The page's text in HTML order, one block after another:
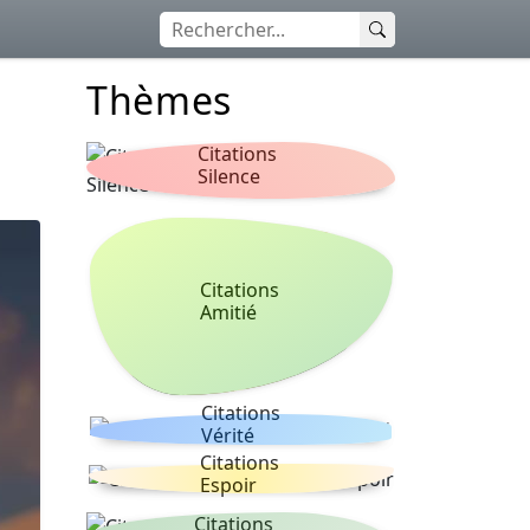
Thèmes
Citations
Silence
Citations
Amitié
Citations
Vérité
Citations
Espoir
Citations